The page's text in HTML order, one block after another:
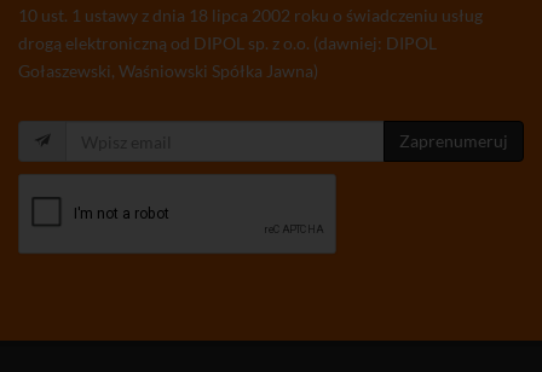
10 ust. 1 ustawy z dnia 18 lipca 2002 roku o świadczeniu usług
drogą elektroniczną od DIPOL sp. z o.o. (dawniej: DIPOL
Gołaszewski, Waśniowski Spółka Jawna)
Zaprenumeruj